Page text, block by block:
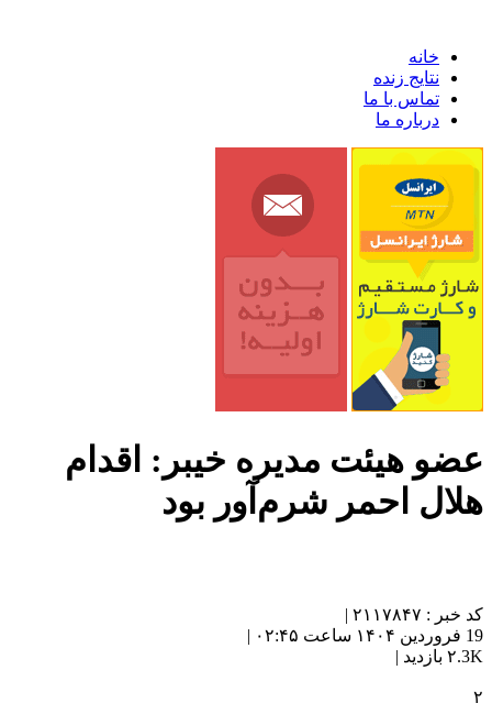
خانه
نتایج زنده
تماس با ما
درباره ما
عضو هیئت مدیره خیبر: اقدام
هلال احمر شرم‌آور بود
کد خبر : ۲۱۱۷۸۴۷ |
19 فروردین ۱۴۰۴ ساعت ۰۲:۴۵ |
۲.3K بازدید |
۲